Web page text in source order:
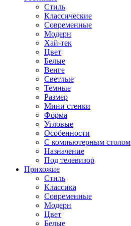
Стиль
Классические
Современные
Модерн
Хай-тек
Цвет
Белые
Венге
Светлые
Темные
Размер
Мини стенки
Форма
Угловые
Особенности
С компьютерным столом
Назначение
Под телевизор
Прихожие
Стиль
Классика
Современные
Модерн
Цвет
Белые